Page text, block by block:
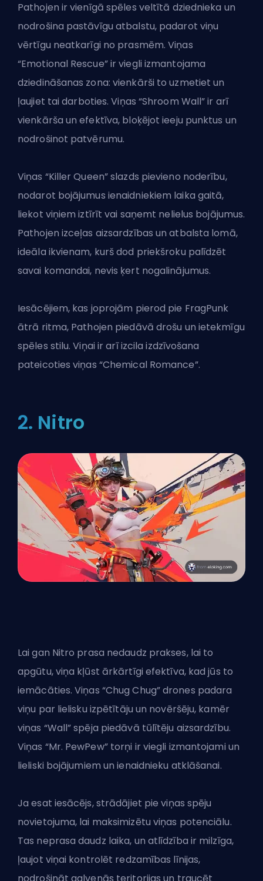
Pathojen ir vienīgā spēles veltītā dziednieka un
nodrošina pastāvīgu atbalstu, padarot viņu
vērtīgu neatkarīgi no prasmēm. Viņas
“Emotional Rescue” ir viegli izmantojama
dziedināšanas zona: vienkārši to uzmetiet un
ļaujiet tai darboties. Viņas “Shroom Wall” ir arī
vienkārša un efektīva, bloķējot ieeju punktus un
nodrošinot patvērumu.
Viņas “Killer Queen” slazds pievieno noderību,
nodarot bojājumus ienaidniekiem laika gaitā,
liekot viņiem iztīrīt vai saņemt nelielus bojājumus.
Pathojen izceļas aizsardzības un atbalsta lomā,
ideāla ikvienam, kurš dod priekšroku palīdzēt
savai komandai, nevis ķert nogalinājumus.
Iesācējiem, kas joprojām pierod pie FragPunk
ātrā ritma, Pathojen piedāvā drošu un ietekmīgu
spēles stilu. Viņai ir arī izcila izdzīvošana
pateicoties viņas “Chemical Romance”.
2. Nitro
Lai gan Nitro prasa nedaudz prakses, lai to
apgūtu, viņa kļūst ārkārtīgi efektīva, kad jūs to
iemācāties. Viņas “Chug Chug” drones padara
viņu par lielisku izpētītāju un novēršēju, kamēr
viņas “Wall” spēja piedāvā tūlītēju aizsardzību.
Viņas “Mr. PewPew” torņi ir viegli izmantojami un
lieliski bojājumiem un ienaidnieku atklāšanai.
Ja esat iesācējs, strādājiet pie viņas spēju
novietojuma, lai maksimizētu viņas potenciālu.
Tas neprasa daudz laika, un atlīdzība ir milzīga,
ļaujot viņai kontrolēt redzamības līnijas,
nodrošināt galvenās teritorijas un traucēt